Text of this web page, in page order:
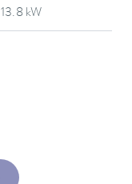
13.8 kW